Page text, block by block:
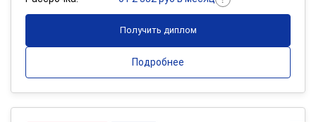
Получить диплом
Подробнее